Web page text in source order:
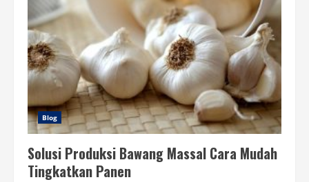
Blog
Solusi Produksi Bawang Massal Cara Mudah
Tingkatkan Panen